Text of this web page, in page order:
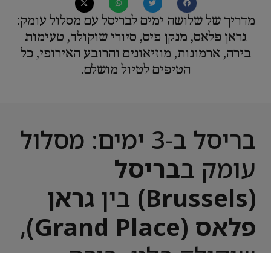
מדריך של שלושה ימים לבריסל עם מסלול עומק:
גראן פלאס, מנקן פיס, סיורי שוקולד, טעימות
בירה, ארמונות, מוזיאונים והרובע האירופי, כל
הטיפים לטיול מושלם.
בריסל ב-3 ימים: מסלול
עומק בבריסל
(Brussels)
בין גראן
פלאס (Grand Place)
,